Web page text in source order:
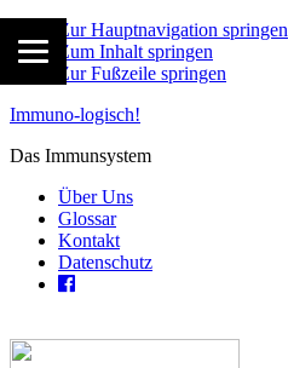
Zur Hauptnavigation springen
Zum Inhalt springen
Zur Fußzeile springen
Immuno-logisch!
Das Immunsystem
Über Uns
Glossar
Kontakt
Datenschutz